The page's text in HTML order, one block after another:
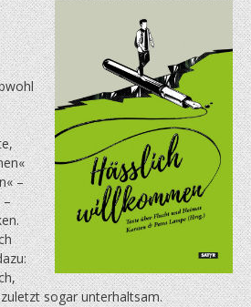
–
–
sogar unterhaltsam.